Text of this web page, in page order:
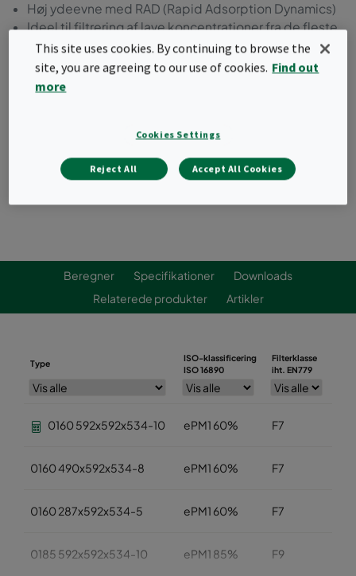
Høj ydeevne med RAD (Rapid Adsorption Dynamics)
Ideel til filtrering af lave koncentrationer fra de fleste
eksterne og interne forureningskilder
Robust HF-metalramme
Klassificeret iht. ISO 10121-3
Beregner Specifikationer
Downloads
Relaterede produkter
Artikler
Type
ISO-klassificering
ISO 16890
Filterklasse
iht. EN779
0160 592x592x534-10 ePM1 60% F7
0160 490x592x534-8 ePM1 60% F7
0160 287x592x534-5 ePM1 60% F7
0185 592x592x534-10 ePM1 85% F9
This site uses cookies. By continuing to browse the
site, you are agreeing to our use of cookies. Find out
more
Cookies Settings
Reject All Accept All Cookies